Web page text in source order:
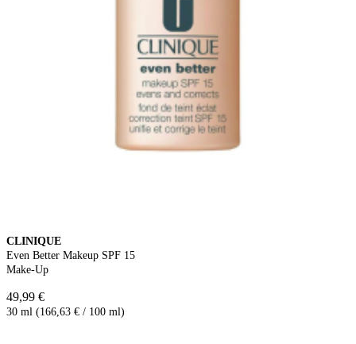
CLINIQUE
Even Better Makeup SPF 15
Make-Up
49,99 €
30 ml (166,63 € / 100 ml)